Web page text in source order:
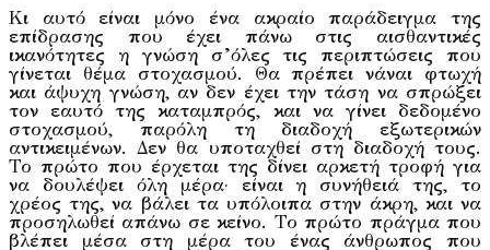
Κι αυτό είναι μόνο ένα ακραίο παράδειγμα της
επίδρασης που έχει πάνω στις αισθαντικές
ικανότητες η γνώση σ’όλες τις περιπτώ­σεις που
γίνεται θέμα στοχασμού. Θα πρέπει νάναι φτωχή
και άψυχη γνώση, αν δεν έχει την τάση να σπρώξει
τον εαυτό της καταμπρός, και να γίνει δεδομένο
στοχασμού, παρόλη τη διαδοχή εξωτερικών
αντικειμένων. Δεν θα υποταχθεί στη διαδοχή τους.
Το πρώτο που έρχεται της δίνει αρκετή τροφή για
να δουλέψει όλη μέρα· είναι η συνήθειά της, το
χρέος της, να βάλει τα υπόλοιπα στην άκρη, και να
προσηλωθεί απάνω σε κείνο. Το πρώτο πράγμα που
βλέπει μέσα στη μέρα του ένας άνθρωπος που